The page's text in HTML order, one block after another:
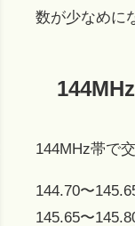
数が少なめに
144MHz帯で
144.70〜
145.65〜